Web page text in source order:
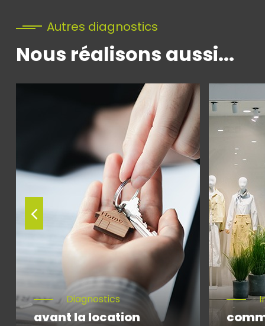
Autres diagnostics
Nous réalisons aussi...
Diagnostics
avant la location